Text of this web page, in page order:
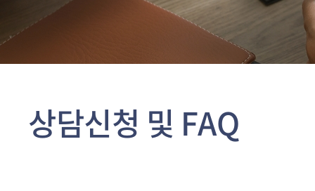
상담신청 및 FAQ